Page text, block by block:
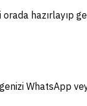
hazırlayıp
WhatsApp